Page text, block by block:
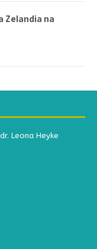
Zelandia na
Leona Heyke